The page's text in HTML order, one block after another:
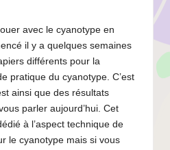
avec le cyanotype en
il y a quelques semaines
différents pour la
pratique du cyanotype. C’est
ainsi que des résultats
parler aujourd’hui. Cet
à l’aspect technique de
le cyanotype mais si vous